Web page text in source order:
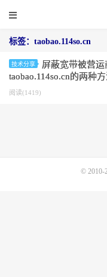
标签：taobao.114so.cn
技术分享
屏蔽宽带被营
taobao.114so.cn的两种
阅读(1419)
© 2010-